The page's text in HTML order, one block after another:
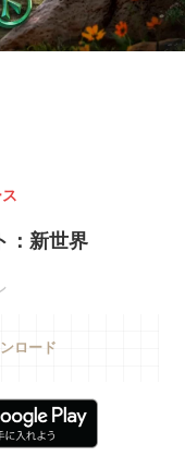
：新世界
ロード